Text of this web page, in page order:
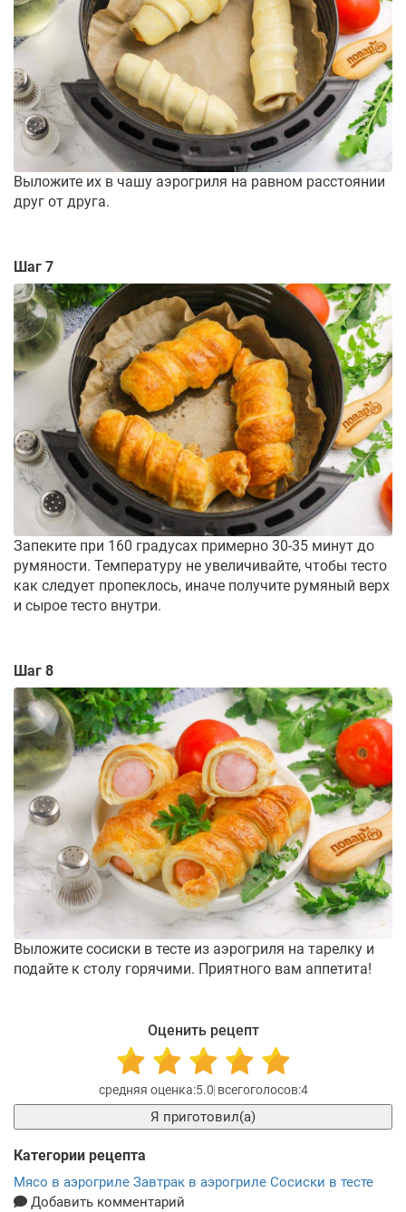
Выложите их в чашу аэрогриля на равном расстоянии
друг от друга.
Шаг 7
Запеките при 160 градусах примерно 30-35 минут до
румяности. Температуру не увеличивайте, чтобы тесто
как следует пропеклось, иначе получите румяный верх
и сырое тесто внутри.
Шаг 8
Выложите сосиски в тесте из аэрогриля на тарелку и
подайте к столу горячими. Приятного вам аппетита!
Оценить рецепт
5.0 4
Я приготовил(а)
Категории рецепта
Мясо в аэрогриле Завтрак в аэрогриле Сосиски в тесте
Добавить комментарий